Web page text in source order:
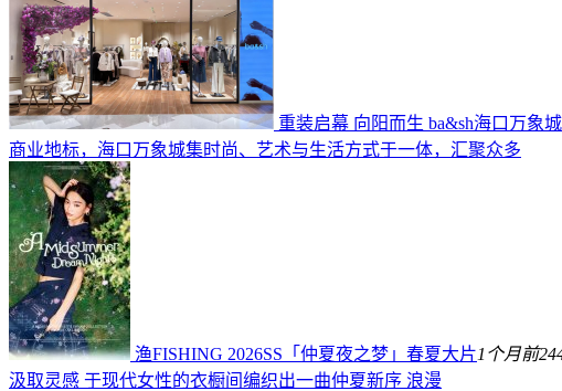
重装启幕 向阳而生 ba&sh海口万象
商业地标，海口万象城集时尚、艺术与生活方式于一体，汇聚众多
渔FISHING 2026SS「仲夏夜之梦」春夏大片1个月前
汲取灵感 于现代女性的衣橱间编织出一曲仲夏新序 浪漫